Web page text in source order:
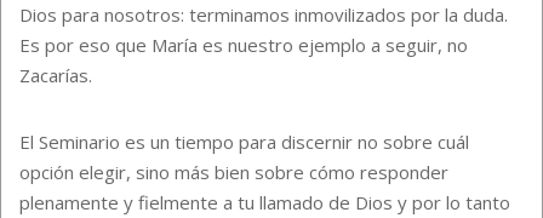
Dios para nosotros: terminamos inmovilizados por la duda.
Es por eso que María es nuestro ejemplo a seguir, no
Zacarías.
El Seminario es un tiempo para discernir no sobre cuál
opción elegir, sino más bien sobre cómo responder
plenamente y fielmente a tu llamado de Dios y por lo tanto